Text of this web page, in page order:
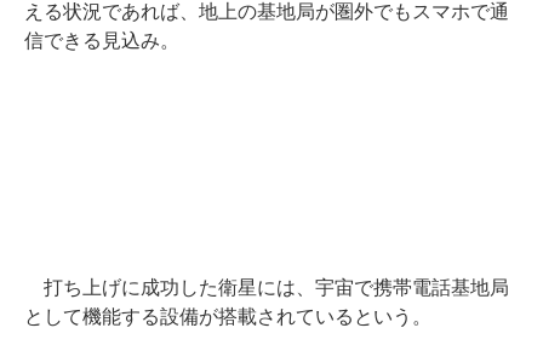
える状況であれば、地上の基地局が圏外でもスマホで通
信できる見込み。
打ち上げに成功した衛星には、宇宙で携帯電話基地局
として機能する設備が搭載されているという。